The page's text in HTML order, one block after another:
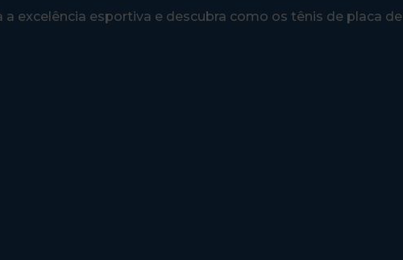
excelência esportiva e descubra como os tênis de placa de